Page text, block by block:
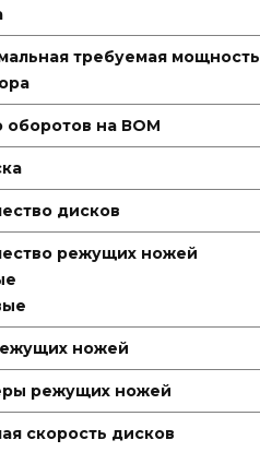
требуемая мощность
оборотов на ВОМ
дисков
режущих ножей
ножей
режущих ножей
скорость дисков